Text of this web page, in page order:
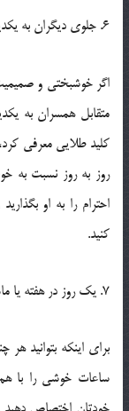
6. جلوي ديگران به يکديگر احترام بگذاريد:
اگر خوشبختي و
متقابل همسران به
کليد طلايي معرفي
روز به روز نسبت به
احترام را به او
کنيد.
7. يک روز در هفته يا ماه را به خودتان اختصاص دهيد:
براي اينکه بتوانيد
ساعات خوشي را با